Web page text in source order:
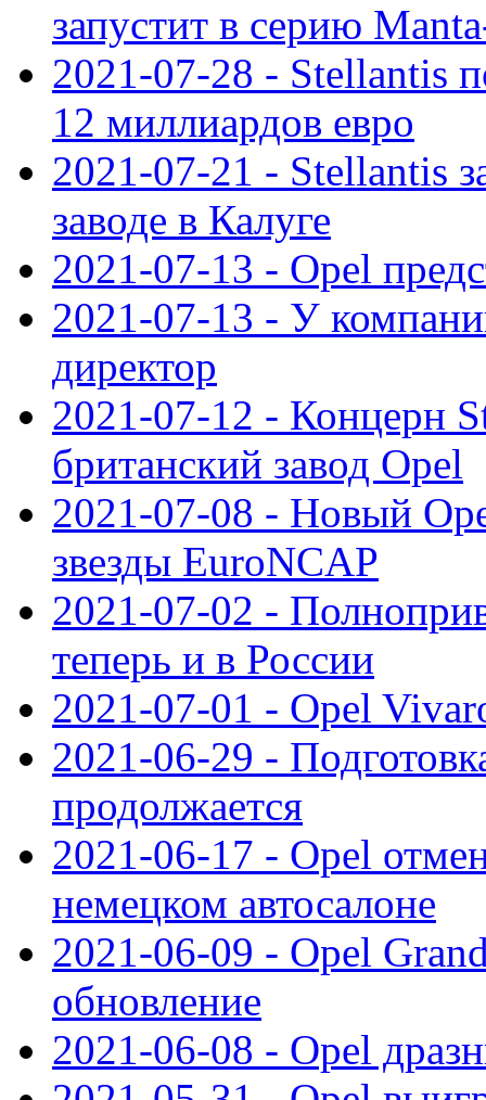
запустит в серию
2021-07-28 - Stellantis
12 миллиардов евро
2021-07-21 - Stellantis
заводе в Калуге
2021-07-13 - Opel
2021-07-13 - У
директор
2021-07-12 - Концерн
британский завод Opel
2021-07-08 - Новый
звезды EuroNCAP
2021-07-02 -
теперь и в России
2021-07-01 - Opel
2021-06-29 -
продолжается
2021-06-17 - Opel
немецком автосалоне
2021-06-09 - Opel
обновление
2021-06-08 - Opel